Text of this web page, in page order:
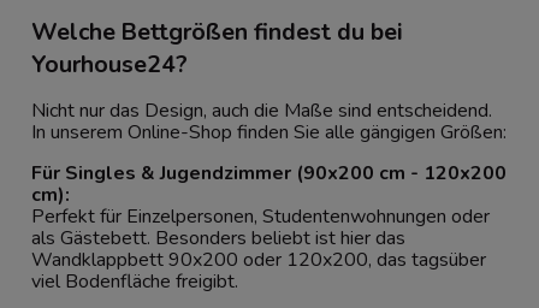
Welche Bettgrößen findest du bei
Yourhouse24?
Nicht nur das Design, auch die Maße sind entscheidend.
In unserem Online-Shop finden Sie alle gängigen Größen:
Für Singles & Jugendzimmer (90x200 cm - 120x200
cm):
Perfekt für Einzelpersonen, Studentenwohnungen oder
als Gästebett. Besonders beliebt ist hier das
Wandklappbett 90x200 oder 120x200, das tagsüber
viel Bodenfläche freigibt.